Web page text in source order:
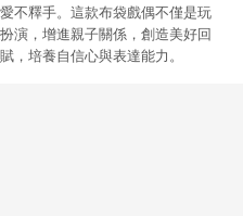
不釋手。這款布袋戲偶不僅是玩
演，增進親子關係，創造美好回
，培養自信心與表達能力。